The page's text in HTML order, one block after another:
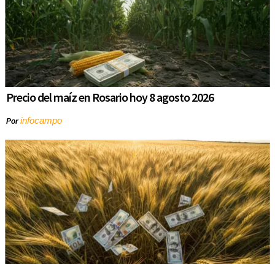
Precio del maíz en Rosario hoy 8 agosto 2026
Porinfocampo